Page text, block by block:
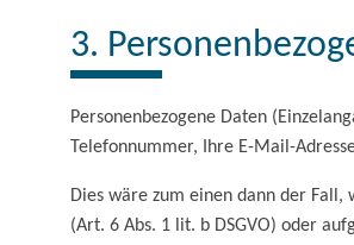
3.
Personenbezogene Daten
Telefonnummer, Ihre E-Mail-
Dies wäre zum einen dann der
(Art. 6 Abs. 1 lit. b DSGVO) oder